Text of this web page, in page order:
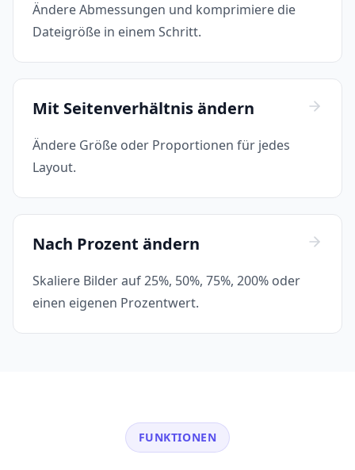
Ändere Abmessungen und komprimiere die
Dateigröße in einem Schritt.
Mit Seitenverhältnis ändern
Ändere Größe oder Proportionen für jedes
Layout.
Nach Prozent ändern
Skaliere Bilder auf 25%, 50%, 75%, 200% oder
einen eigenen Prozentwert.
FUNKTIONEN